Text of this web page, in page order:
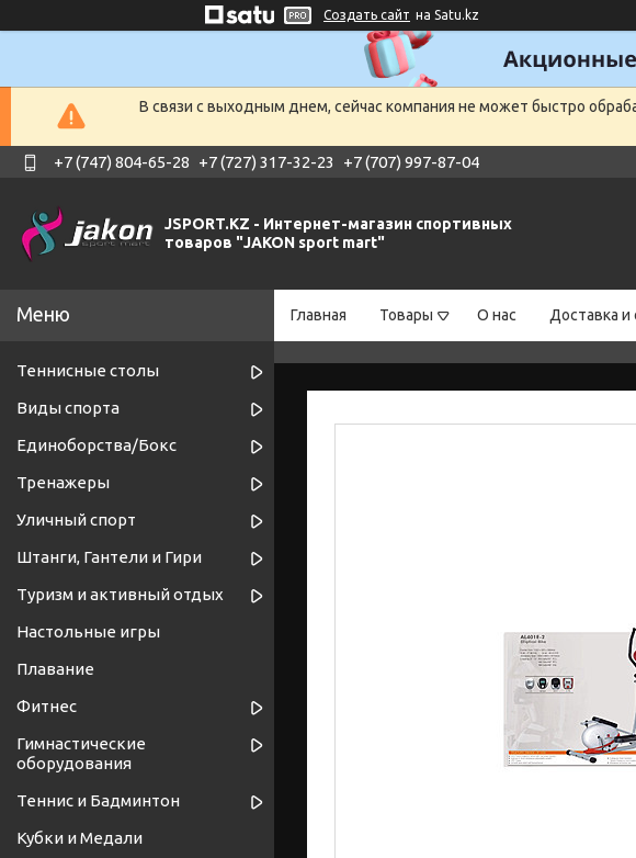
Создать сайт на Satu.kz
В связи с выходным днем, сейчас компания не может быстро
+7 (747) 804-65-28 +7 (727) 317-32-23 +7 (707) 997-87-04
JSPORT.KZ - Интернет-магазин спортивных
товаров "JAKON sport mart"
Главная Товары О нас Доставка и
Теннисные столы
Виды спорта
Единоборства/Бокс
Тренажеры
Уличный спорт
Штанги, Гантели и Гири
Туризм и активный отдых
Настольные игры
Плавание
Фитнес
Гимнастические
оборудования
Теннис и Бадминтон
Кубки и Медали